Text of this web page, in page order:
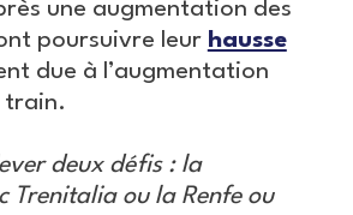
une augmentation des
poursuivre leur hausse
due à l’augmentation
train.
deux défis : la
Trenitalia ou la Renfe ou